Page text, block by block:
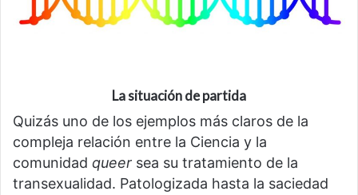
La situación de partida
Quizás uno de los ejemplos más claros de la
compleja relación entre la Ciencia y la
comunidad queer sea su tratamiento de la
transexualidad. Patologizada hasta la saciedad